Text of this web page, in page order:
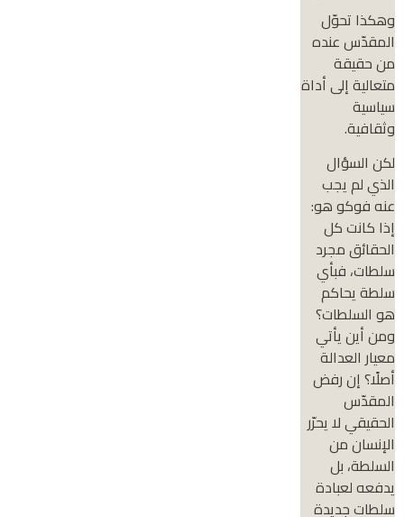
وهكذا تحوّل
المقدّس عنده
من حقيقة
متعالية إلى أداة
سياسية
وثقافية.
لكن السؤال
الذي لم يجب
عنه فوكو هو:
إذا كانت كل
الحقائق مجرد
سلطات، فبأي
سلطة يحاكم
هو السلطات؟
ومن أين يأتي
معيار العدالة
أصلًا؟ إن رفض
المقدّس
الحقيقي لا يحرّر
الإنسان من
السلطة، بل
يدفعه لعبادة
سلطات جديدة